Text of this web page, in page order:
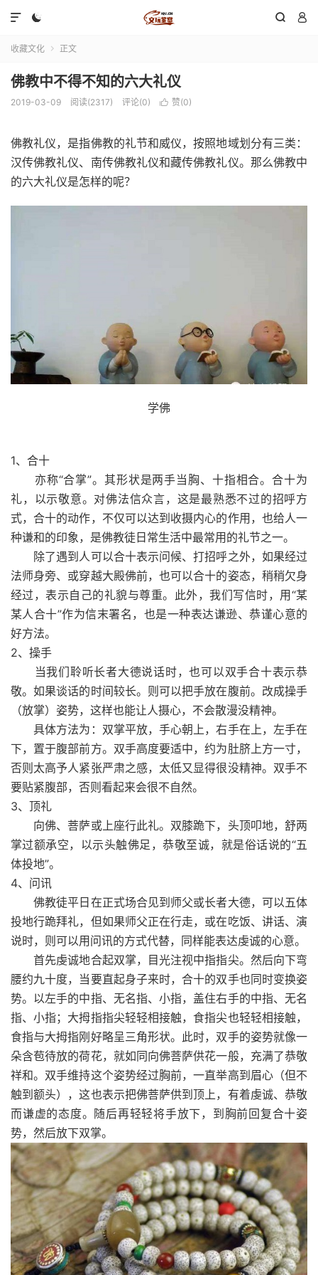
  

收藏文化  正文
佛教中不得不知的六大礼仪
2019-03-09 阅读(2317) 评论(0)  赞(0)
佛教礼仪，是指佛教的礼节和威仪，按照地域划分有三类：
汉传佛教礼仪、南传佛教礼仪和藏传佛教礼仪。那么佛教中
的六大礼仪是怎样的呢？
学佛
1、合十
亦称“合掌”。其形状是两手当胸、十指相合。合十为
礼，以示敬意。对佛法信众言，这是最熟悉不过的招呼方
式，合十的动作，不仅可以达到收摄内心的作用，也给人一
种谦和的印象，是佛教徒日常生活中最常用的礼节之一。
除了遇到人可以合十表示问候、打招呼之外，如果经过
法师身旁、或穿越大殿佛前，也可以合十的姿态，稍稍欠身
经过，表示自己的礼貌与尊重。此外，我们写信时，用“某
某人合十”作为信末署名，也是一种表达谦逊、恭谨心意的
好方法。
2、操手
当我们聆听长者大德说话时，也可以双手合十表示恭
敬。如果谈话的时间较长。则可以把手放在腹前。改成操手
（放掌）姿势，这样也能让人摄心，不会散漫没精神。
具体方法为：双掌平放，手心朝上，右手在上，左手在
下，置于腹部前方。双手高度要适中，约为肚脐上方一寸，
否则太高予人紧张严肃之感，太低又显得很没精神。双手不
要贴紧腹部，否则看起来会很不自然。
3、顶礼
向佛、菩萨或上座行此礼。双膝跪下，头顶叩地，舒两
掌过额承空，以示头触佛足，恭敬至诚，就是俗话说的“五
体投地”。
4、问讯
佛教徒平日在正式场合见到师父或长者大德，可以五体
投地行跪拜礼，但如果师父正在行走，或在吃饭、讲话、演
说时，则可以用问讯的方式代替，同样能表达虔诚的心意。
首先虔诚地合起双掌，目光注视中指指尖。然后向下弯
腰约九十度，当要直起身子来时，合十的双手也同时变换姿
势。以左手的中指、无名指、小指，盖住右手的中指、无名
指、小指；大拇指指尖轻轻相接触，食指尖也轻轻相接触，
食指与大拇指刚好略呈三角形状。此时，双手的姿势就像一
朵含苞待放的荷花，就如同向佛菩萨供花一般，充满了恭敬
祥和。双手维持这个姿势经过胸前，一直举高到眉心（但不
触到额头），这也表示把佛菩萨供到顶上，有着虔诚、恭敬
而谦虚的态度。随后再轻轻将手放下，到胸前回复合十姿
势，然后放下双掌。